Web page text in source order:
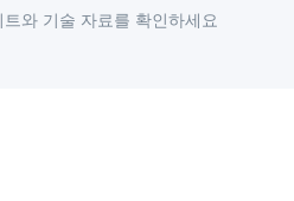
와 기술 자료를 확인하세요